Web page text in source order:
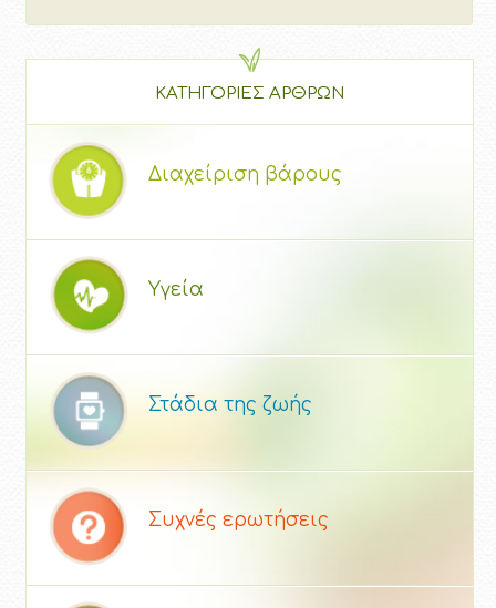
ΚΑΤΗΓΟΡΙΕΣ ΑΡΘΡΩΝ
Διαχείριση βάρους
Υγεία
Στάδια της ζωής
Συχνές ερωτήσεις